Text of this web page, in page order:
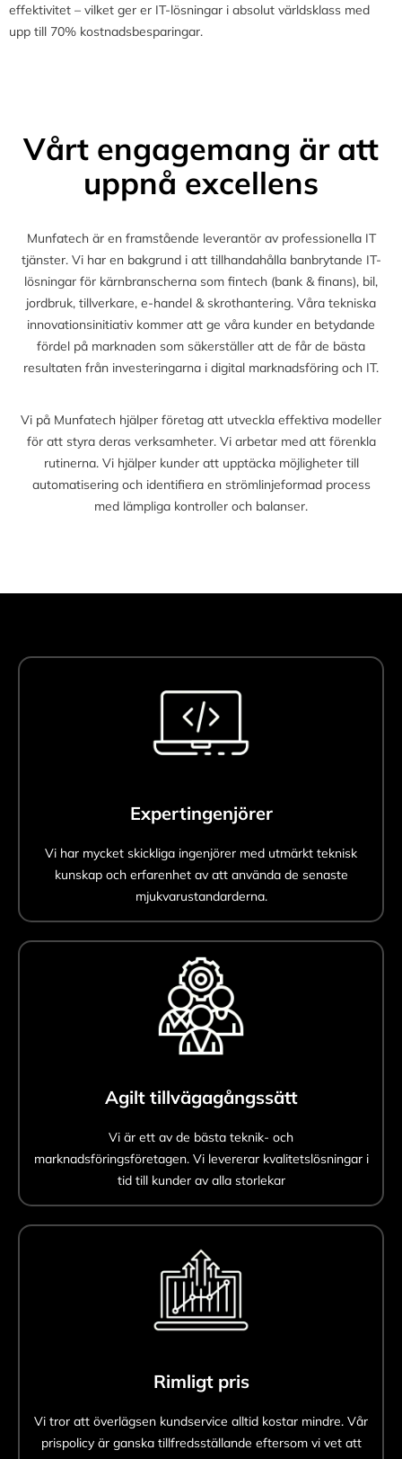
effektivitet – vilket ger er IT-lösningar i absolut världsklass med
upp till 70% kostnadsbesparingar.
Vårt engagemang är att
uppnå excellens
Munfatech är en framstående leverantör av professionella IT
tjänster. Vi har en bakgrund i att tillhandahålla banbrytande IT-
lösningar för kärnbranscherna som fintech (bank & finans), bil,
jordbruk, tillverkare, e-handel & skrothantering. Våra tekniska
innovationsinitiativ kommer att ge våra kunder en betydande
fördel på marknaden som säkerställer att de får de bästa
resultaten från investeringarna i digital marknadsföring och IT.
Vi på Munfatech hjälper företag att utveckla effektiva modeller
för att styra deras verksamheter. Vi arbetar med att förenkla
rutinerna. Vi hjälper kunder att upptäcka möjligheter till
automatisering och identifiera en strömlinjeformad process
med lämpliga kontroller och balanser.
Expertingenjörer
Vi har mycket skickliga ingenjörer med utmärkt teknisk
kunskap och erfarenhet av att använda de senaste
mjukvarustandarderna.
Agilt tillvägagångssätt
Vi är ett av de bästa teknik- och
marknadsföringsföretagen. Vi levererar kvalitetslösningar i
tid till kunder av alla storlekar
Rimligt pris
Vi tror att överlägsen kundservice alltid kostar mindre. Vår
prispolicy är ganska tillfredsställande eftersom vi vet att